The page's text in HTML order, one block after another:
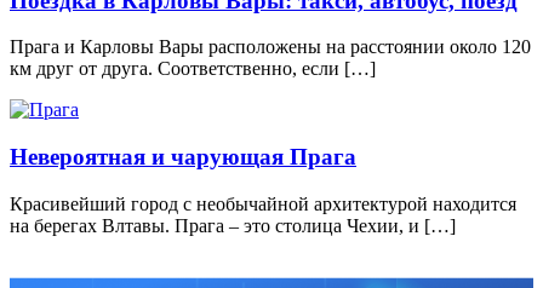
Прага и Карловы Вары расположены на расстоянии около 120
км друг от друга. Соответственно, если […]
Невероятная и чарующая Прага
Красивейший город с необычайной архитектурой находится
на берегах Влтавы. Прага – это столица Чехии, и […]